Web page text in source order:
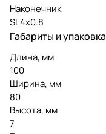
Наконечник
SL4х0.8
Габариты и упаковка
Длина, мм
100
Ширина, мм
80
Высота, мм
7